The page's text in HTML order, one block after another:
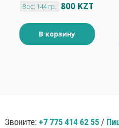
"Яшкино" 144гр
Вес: 144 гр. 800 KZT
В корзину
Звоните: +7 775 414 62 55 /